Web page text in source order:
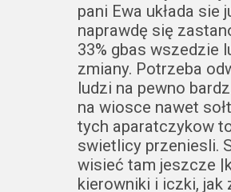
pani Ewa układa
naprawdę się
33% gbas wszedzie
zmiany. Potrzeba
ludzi na pewno
na wiosce nawet
tych aparatczykow
swietlicy przeniesli.
wisieć tam jeszcze
kierowniki i iczki, jak